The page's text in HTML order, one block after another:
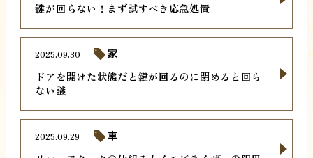
鍵が回らない！まず試すべき応急処置
ドアを開けた状態だと鍵が回るのに閉めると回ら
ない謎
2025.09.30 家
2025.09.29 車